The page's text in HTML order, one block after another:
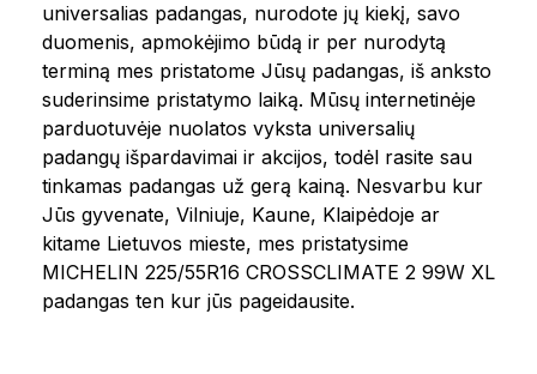
universalias padangas, nurodote jų kiekį, savo
duomenis, apmokėjimo būdą ir per nurodytą
terminą mes pristatome Jūsų padangas, iš anksto
suderinsime pristatymo laiką. Mūsų internetinėje
parduotuvėje nuolatos vyksta universalių
padangų išpardavimai ir akcijos, todėl rasite sau
tinkamas padangas už gerą kainą. Nesvarbu kur
Jūs gyvenate, Vilniuje, Kaune, Klaipėdoje ar
kitame Lietuvos mieste, mes pristatysime
MICHELIN 225/55R16 CROSSCLIMATE 2 99W XL
padangas ten kur jūs pageidausite.